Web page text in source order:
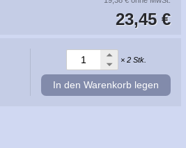
23,45 €
× 2 Stk.
In den Warenkorb legen